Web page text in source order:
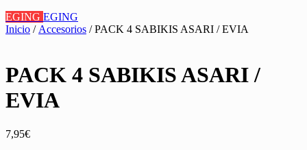
EGING EGING
Inicio / Accesorios / PACK 4 SABIKIS ASARI / EVIA
PACK 4 SABIKIS ASARI /
EVIA
7,95€